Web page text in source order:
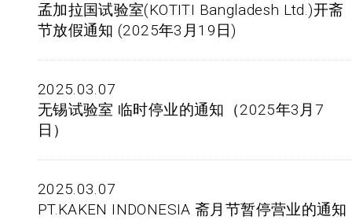
孟加拉国试验室(KOTITI Bangladesh Ltd.)开斋
节放假通知 (2025年3月19日)
2025.03.07
无锡试验室 临时停业的通知（2025年3月7
日）
2025.03.07
PT.KAKEN INDONESIA 斋月节暂停营业的通知